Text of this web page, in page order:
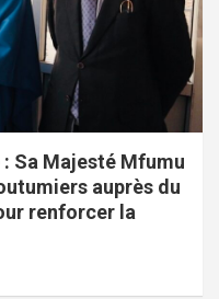
Sa Majesté Mfumu
auprès du
renforcer la